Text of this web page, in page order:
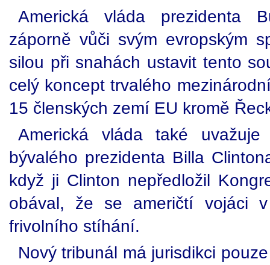
Americká vláda prezidenta
záporně vůči svým evropským
silou při snahách ustavit tento
celý koncept trvalého
15 členských zemí EU kromě
Americká vláda také
bývalého prezidenta Billa
když ji Clinton nepředložil
obával, že se američtí vojáci
frivolního stíhání.
Nový tribunál má jurisdikci